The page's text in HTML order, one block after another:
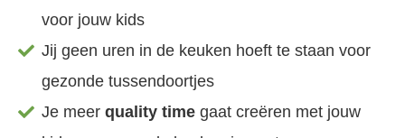
voor jouw kids
Jij geen uren in de keuken hoeft te staan voor
gezonde tussendoortjes
Je meerquality time gaat creëren met jouw